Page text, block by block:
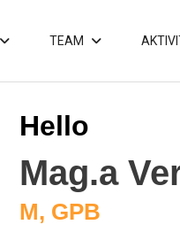
TEAM
Hello
Mag.a
M, GPB